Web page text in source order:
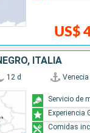
US$
ITALIA
12 d Venecia
Servicio de
Experiencia
Comidas